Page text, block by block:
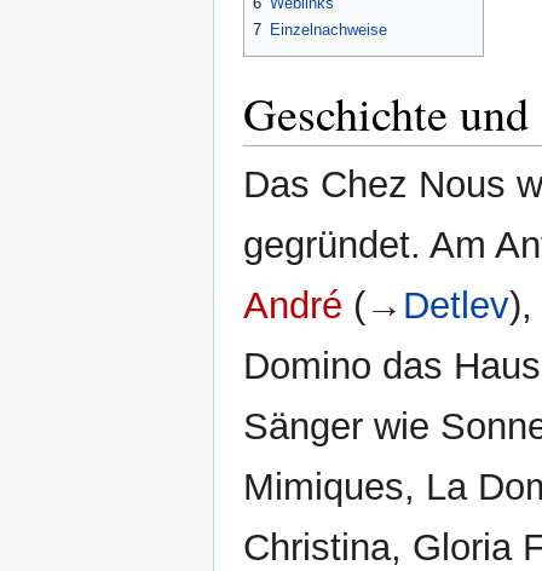
7 Einzelnachweise
Geschichte
Das Chez Nous
gegründet. Am
André (→ Detlev),
Domino das
Sänger wie
Mimiques, La
Christina, Gloria